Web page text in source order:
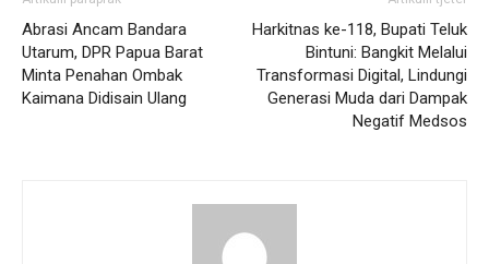
Abrasi Ancam Bandara
Utarum, DPR Papua Barat
Minta Penahan Ombak
Kaimana Didisain Ulang
Harkitnas ke-118, Bupati Teluk
Bintuni: Bangkit Melalui
Transformasi Digital, Lindungi
Generasi Muda dari Dampak
Negatif Medsos